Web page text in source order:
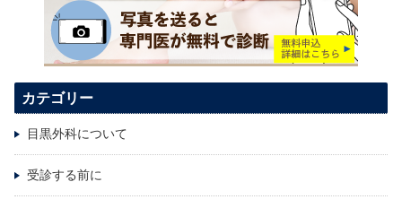
カテゴリー
目黒外科について
受診する前に